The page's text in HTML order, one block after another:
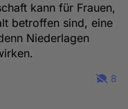
kann für Frauen,
betroffen sind, eine
Niederlagen
8